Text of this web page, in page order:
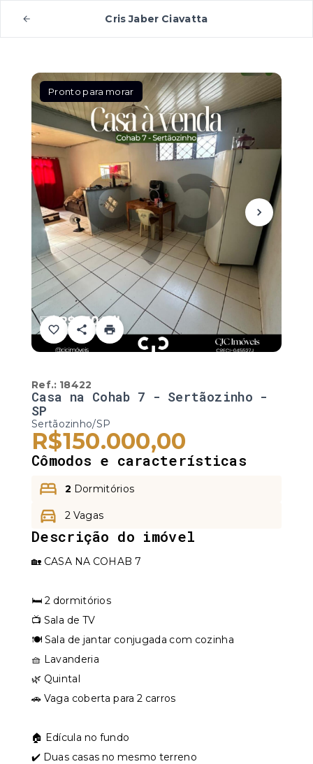
Cris Jaber Ciavatta
Pronto para morar
Ref.: 18422
Casa na Cohab 7 - Sertãozinho -
SP
Sertãozinho/SP
R$150.000,00
Cômodos e características
2 Dormitórios
2 Vagas
Descrição do imóvel
🏡 CASA NA COHAB 7
🛏️ 2 dormitórios
📺 Sala de TV
🍽️ Sala de jantar conjugada com cozinha
🧺 Lavanderia
🌿 Quintal
🚗 Vaga coberta para 2 carros
🏠 Edícula no fundo
✔️ Duas casas no mesmo terreno